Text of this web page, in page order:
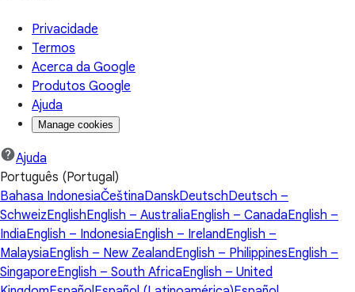
Privacidade
Termos
Acerca da Google
Produtos Google
Ajuda
Manage cookies
Ajuda
Português (Portugal)
Bahasa IndonesiaČeštinaDanskDeutschDeutsch –
SchweizEnglishEnglish – AustraliaEnglish – CanadaEnglish –
IndiaEnglish – IndonesiaEnglish – IrelandEnglish –
MalaysiaEnglish – New ZealandEnglish – PhilippinesEnglish –
SingaporeEnglish – South AfricaEnglish – United